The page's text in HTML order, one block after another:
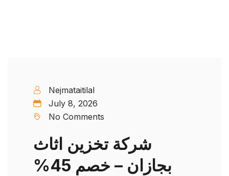
Nejmataitilal
July 8, 2026
No Comments
شركة تخزين اثاث
بجازان – خصم 45%